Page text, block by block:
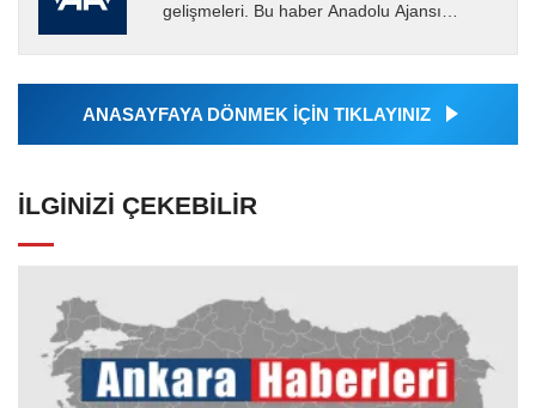
gelişmeleri. Bu haber Anadolu Ajansı
tarafından geçilen tüm...
ANASAYFAYA DÖNMEK İÇİN TIKLAYINIZ
İLGINIZI ÇEKEBILIR